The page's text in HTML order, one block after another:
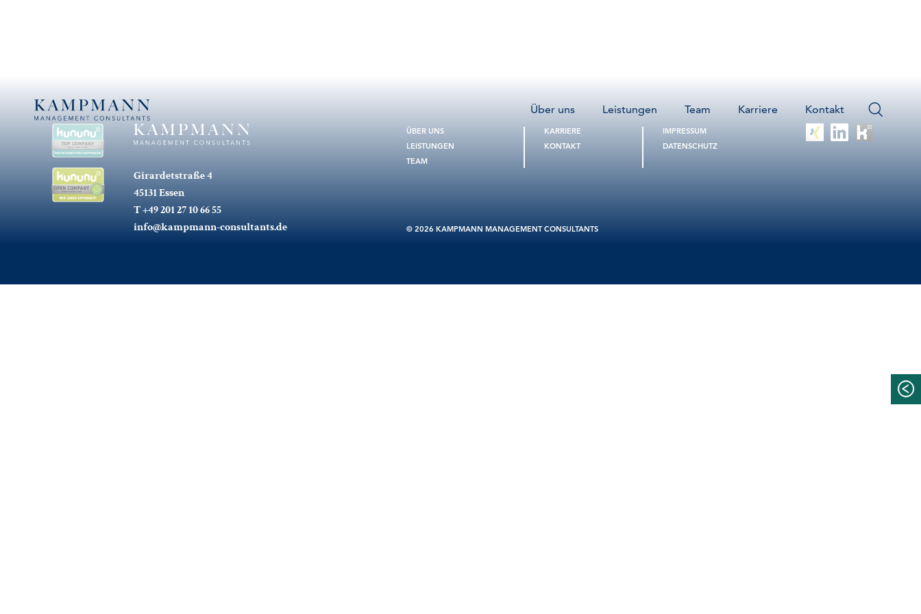
Über uns Leistungen Team Karriere Kontakt
Girardetstraße 4
45131 Essen
T +49 201 27 10 66 55
info@kampmann-consultants.de
ÜBER UNS
LEISTUNGEN
TEAM
KARRIERE
KONTAKT
IMPRESSUM
DATENSCHUTZ
© 2026 KAMPMANN MANAGEMENT CONSULTANTS